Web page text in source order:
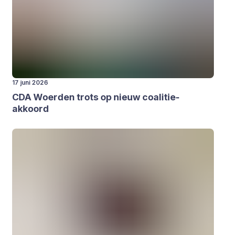
17 juni 2026
CDAWoer­den trots op nieuw coa­li­tie-
akkoord